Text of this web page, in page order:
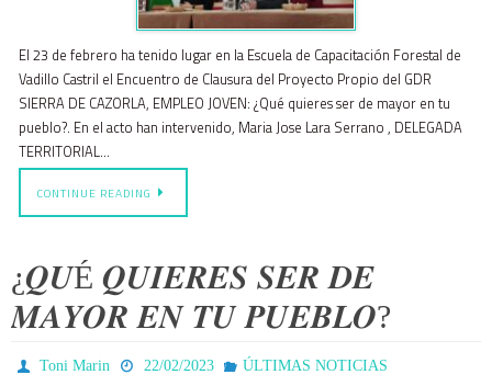
El 23 de febrero ha tenido lugar en la Escuela de Capacitación Forestal de
Vadillo Castril el Encuentro de Clausura del Proyecto Propio del GDR
SIERRA DE CAZORLA, EMPLEO JOVEN: ¿Qué quieres ser de mayor en tu
pueblo?. En el acto han intervenido, Maria Jose Lara Serrano , DELEGADA
TERRITORIAL…
CONTINUE READING
¿𝑸𝑼É 𝑸𝑼𝑰𝑬𝑹𝑬𝑺 𝑺𝑬𝑹 𝑫𝑬
𝑴𝑨𝒀𝑶𝑹 𝑬𝑵 𝑻𝑼 𝑷𝑼𝑬𝑩𝑳𝑶?
Toni Marin 22/02/2023
ÚLTIMAS NOTICIAS